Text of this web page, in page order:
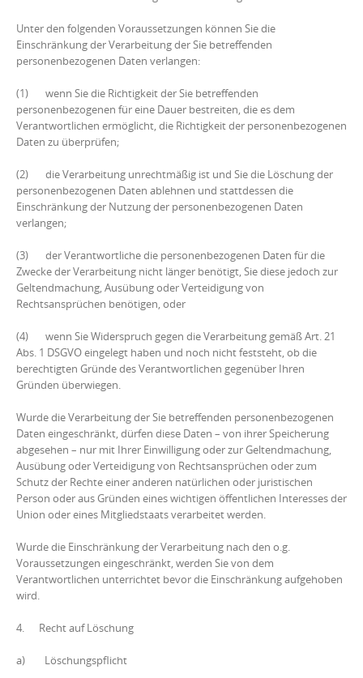
Unter den folgenden Voraussetzungen können Sie die
Einschränkung der Verarbeitung der Sie betreffenden
personenbezogenen Daten verlangen:
(1) wenn Sie die Richtigkeit der Sie betreffenden
personenbezogenen für eine Dauer bestreiten, die es dem
Verantwortlichen ermöglicht, die Richtigkeit der personenbezogenen
Daten zu überprüfen;
(2) die Verarbeitung unrechtmäßig ist und Sie die Löschung der
personenbezogenen Daten ablehnen und stattdessen die
Einschränkung der Nutzung der personenbezogenen Daten
verlangen;
(3) der Verantwortliche die personenbezogenen Daten für die
Zwecke der Verarbeitung nicht länger benötigt, Sie diese jedoch zur
Geltendmachung, Ausübung oder Verteidigung von
Rechtsansprüchen benötigen, oder
(4) wenn Sie Widerspruch gegen die Verarbeitung gemäß Art. 21
Abs. 1 DSGVO eingelegt haben und noch nicht feststeht, ob die
berechtigten Gründe des Verantwortlichen gegenüber Ihren
Gründen überwiegen.
Wurde die Verarbeitung der Sie betreffenden personenbezogenen
Daten eingeschränkt, dürfen diese Daten – von ihrer Speicherung
abgesehen – nur mit Ihrer Einwilligung oder zur Geltendmachung,
Ausübung oder Verteidigung von Rechtsansprüchen oder zum
Schutz der Rechte einer anderen natürlichen oder juristischen
Person oder aus Gründen eines wichtigen öffentlichen Interesses der
Union oder eines Mitgliedstaats verarbeitet werden.
Wurde die Einschränkung der Verarbeitung nach den o.g.
Voraussetzungen eingeschränkt, werden Sie von dem
Verantwortlichen unterrichtet bevor die Einschränkung aufgehoben
wird.
4. Recht auf Löschung
a) Löschungspflicht